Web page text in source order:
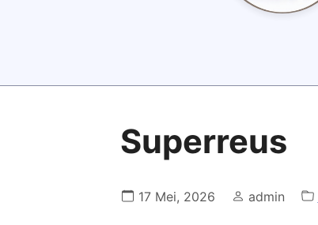
Superreus
17 Mei, 2026 admin